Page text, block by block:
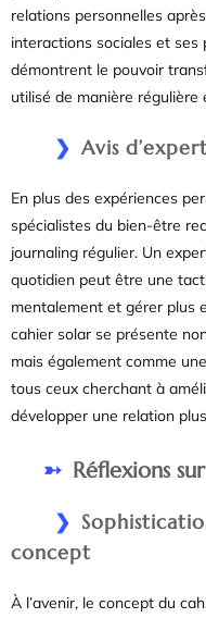
relations personnelles
interactions sociales et ses
démontrent le pouvoir
utilisé de manière régulière
Avis
En plus des expériences
spécialistes du bien-être
journaling régulier. Un
quotidien peut être une
mentalement et gérer plus
cahier solar se présente
mais également comme
tous ceux cherchant à
développer une relation
Réflexions
concept
À l’avenir, le concept du